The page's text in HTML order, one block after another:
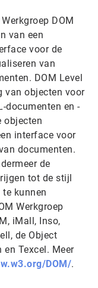
DOM
van een
voor de
van
DOM Level
van objecten voor
documenten en -
objecten
interface voor
documenten.
de
tot de stijl
kunnen
Werkgroep
iMall, Inso,
de Object
en Texcel. Meer
DOM/.